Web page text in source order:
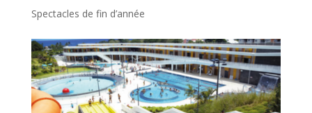
Spectacles de fin d’année